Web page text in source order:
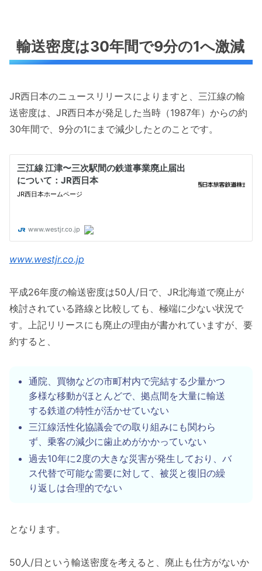
輸送密度は30年間で9分の1へ激減
JR西日本のニュースリリースによりますと、三江線の輸
送密度は、JR西日本が発足した当時（1987年）からの約
30年間で、9分の1にまで減少したとのことです。
www.westjr.co.jp
平成26年度の輸送密度は50人/日で、JR北海道で廃止が
検討されている路線と比較しても、極端に少ない状況で
す。上記リリースにも廃止の理由が書かれていますが、要
約すると、
通院、買物などの市町村内で完結する少量かつ
多様な移動がほとんどで、拠点間を大量に輸送
する鉄道の特性が活かせていない
三江線活性化協議会での取り組みにも関わら
ず、乗客の減少に歯止めがかかっていない
過去10年に2度の大きな災害が発生しており、バ
ス代替で可能な需要に対して、被災と復旧の繰
り返しは合理的でない
となります。
50人/日という輸送密度を考えると、廃止も仕方がないか